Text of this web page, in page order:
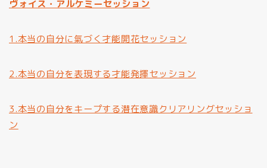
ヴォイス・アルケミーセッション
1.本当の自分に氣づく才能開花セッション
2.本当の自分を表現する才能発揮セッション
3.本当の自分をキープする潜在意識クリアリングセッショ
ン